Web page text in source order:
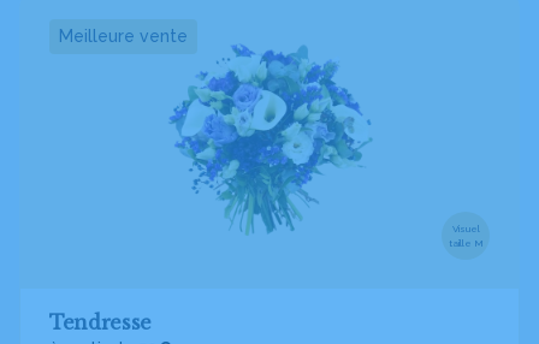
Meilleure vente
Visuel
taille M
Tendresse